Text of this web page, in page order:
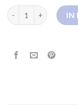
daunenjacke khakiIN